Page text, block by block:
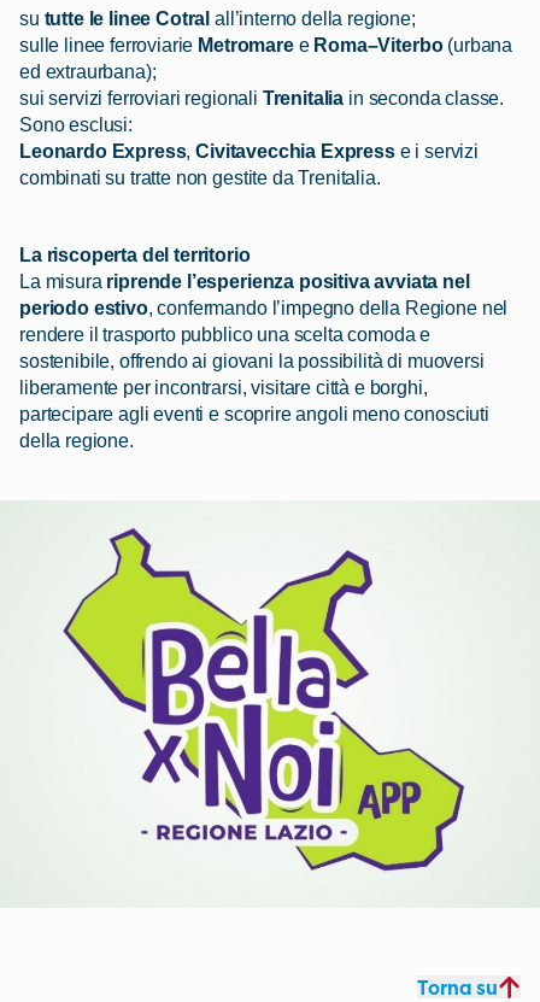
su tutte le linee Cotral all’interno della regione;
sulle linee ferroviarie Metromaree Roma–Viterbo(urbana
ed extraurbana);
sui servizi ferroviari regionali Trenitalia in seconda classe.
Sono esclusi:
Leonardo Express,Civitavecchia Expresse i servizi
combinati su tratte non gestite da Trenitalia.
La riscoperta del territorio
La misura riprende l’esperienza positiva avviata nel
periodo estivo, confermando l’impegno della Regione nel
rendere il trasporto pubblico una scelta comoda e
sostenibile, offrendo ai giovani la possibilità di muoversi
liberamente per incontrarsi, visitare città e borghi,
partecipare agli eventi e scoprire angoli meno conosciuti
della regione.
Torna su